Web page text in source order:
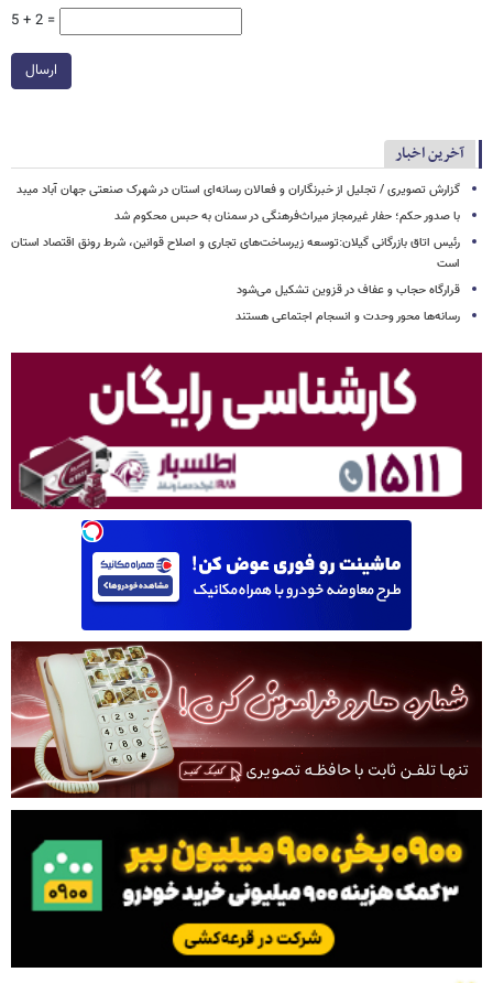
5 + 2 =
ارسال
آخرین اخبار
گزارش تصویری / تجلیل از خبرنگاران و فعالان رسانه‌ای استان در شهرک صنعتی جهان آباد میبد
با صدور حکم؛ حفار غیرمجاز میراث‌فرهنگی در سمنان به حبس محکوم شد
رئیس اتاق بازرگانی گیلان:توسعه زیرساخت‌های تجاری و اصلاح قوانین، شرط رونق اقتصاد استان
است
قرارگاه حجاب و عفاف در قزوین تشکیل می‌شود
رسانه‌ها محور وحدت و انسجام اجتماعی هستند